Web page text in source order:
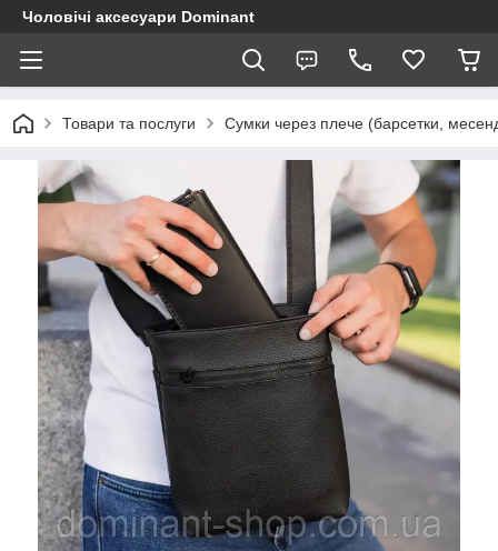
Чоловічі аксесуари Dominant
Товари та послуги Сумки через плече (барсетки,